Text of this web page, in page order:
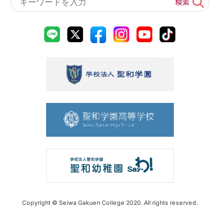
Copyright © Seiwa Gakuen College 2020. All rights reserved.